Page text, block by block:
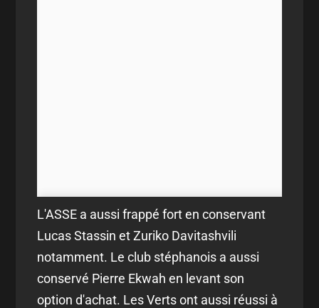
L'ASSE a aussi frappé fort en conservant
Lucas Stassin et Zuriko Davitashvili
notamment. Le club stéphanois a aussi
conservé Pierre Ekwah en levant son
option d'achat. Les Verts ont aussi réussi à